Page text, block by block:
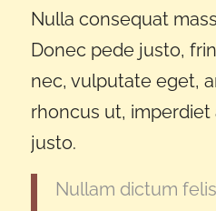
Nulla consequat
Donec pede justo,
nec, vulputate eget,
rhoncus ut, imperdiet
justo.
Nullam dictum